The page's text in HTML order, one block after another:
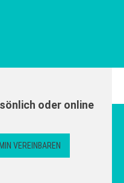
oder online
VEREINBAREN